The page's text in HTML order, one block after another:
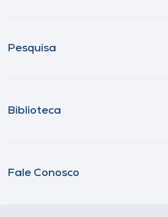
Pesquisa
Biblioteca
Fale Conosco